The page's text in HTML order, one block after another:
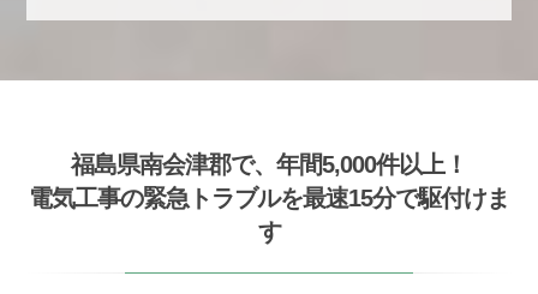
福島県南会津郡で、年間5,000件以上！
電気工事の緊急トラブルを最速15分で駆付けま
す